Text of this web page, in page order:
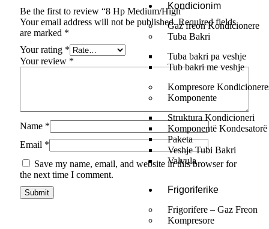
Kondicionim
Gaz freon Kondicionere
Tuba Bakri
Tuba bakri pa veshje
Tub bakri me veshje
Kompresore
Komponente
Struktura Kondicioneri
Komponentë Kondesatorë
Paketa
Veshje Tubi Bakri
Valvula
Frigoriferike
Frigorifere – Gaz Freon
Kompresore
Be the first to review “8 Hp Medium/High”
Your email address will not be published. Required fields
are marked *
Your rating *
Your review *
Name *
Email *
Save my name, email, and website in this browser for
the next time I comment.